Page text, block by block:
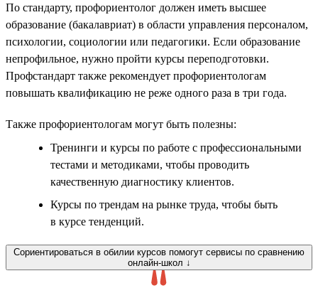
По стандарту, профориентолог должен иметь высшее
образование (бакалавриат) в области управления персоналом,
психологии, социологии или педагогики. Если образование
непрофильное, нужно пройти курсы переподготовки.
Профстандарт также рекомендует профориентологам
повышать квалификацию не реже одного раза в три года.
Также профориентологам могут быть полезны:
Тренинги и курсы по работе с профессиональными
тестами и методиками, чтобы проводить
качественную диагностику клиентов.
Курсы по трендам на рынке труда, чтобы быть
в курсе тенденций.
Сориентироваться в обилии курсов помогут сервисы по сравнению
онлайн-школ ↓